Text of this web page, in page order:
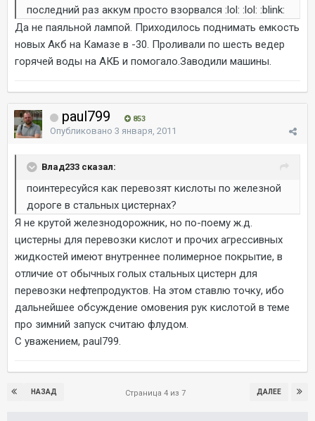
последний раз аккум просто взорвался :lol: :lol: :blink:
Да не паяльной лампой. Приходилось поднимать емкость
новых Акб на Камазе в -30. Проливали по шесть ведер
горячей воды на АКБ и помогало.Заводили машины.
paul799 853
Опубликовано 3 января, 2011
Влад233 сказал:
поинтересуйся как перевозят кислоты по железной
дороге в стальных цистернах?
Я не крутой железнодорожник, но по-поему ж.д.
цистерны для перевозки кислот и прочих агрессивных
жидкостей имеют внутреннее полимерное покрытие, в
отличие от обычных голых стальных цистерн для
перевозки нефтепродуктов. На этом ставлю точку, ибо
дальнейшее обсуждение омовения рук кислотой в теме
про зимний запуск считаю флудом.
С уважением, paul799.
НАЗАД ДАЛЕЕ
Страница 4 из 7